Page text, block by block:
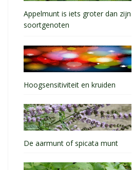
Appelmunt is iets groter dan zijn
soortgenoten
Hoogsensitiviteit en kruiden
De aarmunt of spicata munt